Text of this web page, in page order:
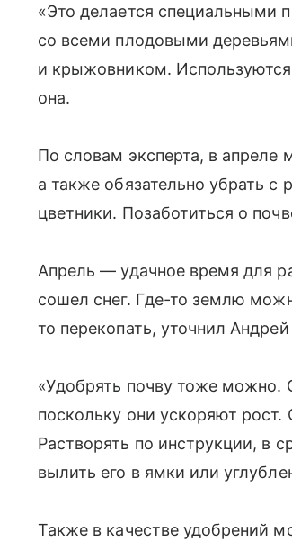
«Это делается специальными
со всеми плодовыми
и крыжовником.
она.
По словам эксперта, в
а также обязательно убрать
цветники. Позаботиться о
Апрель — удачное время для
сошел снег. Где-то землю
то перекопать, уточнил
«Удобрять почву тоже можно.
поскольку они ускоряют
Растворять по инструкции, в
вылить его в ямки или
Также в качестве удобрений